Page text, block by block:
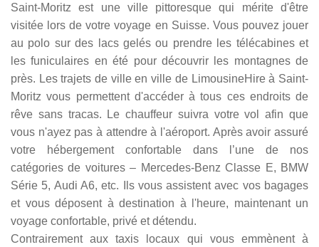
Saint-Moritz est une ville pittoresque qui mérite d'être
visitée lors de votre voyage en Suisse. Vous pouvez jouer
au polo sur des lacs gelés ou prendre les télécabines et
les funiculaires en été pour découvrir les montagnes de
près. Les trajets de ville en ville de LimousineHire à Saint-
Moritz vous permettent d'accéder à tous ces endroits de
rêve sans tracas. Le chauffeur suivra votre vol afin que
vous n'ayez pas à attendre à l'aéroport. Après avoir assuré
votre hébergement confortable dans l’une de nos
catégories de voitures – Mercedes-Benz Classe E, BMW
Série 5, Audi A6, etc. Ils vous assistent avec vos bagages
et vous déposent à destination à l'heure, maintenant un
voyage confortable, privé et détendu.
Contrairement aux taxis locaux qui vous emmènent à